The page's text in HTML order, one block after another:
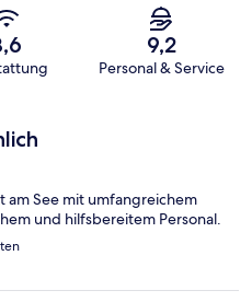
9,2
Personal & Service
am See mit umfangreichem
und hilfsbereitem Personal.